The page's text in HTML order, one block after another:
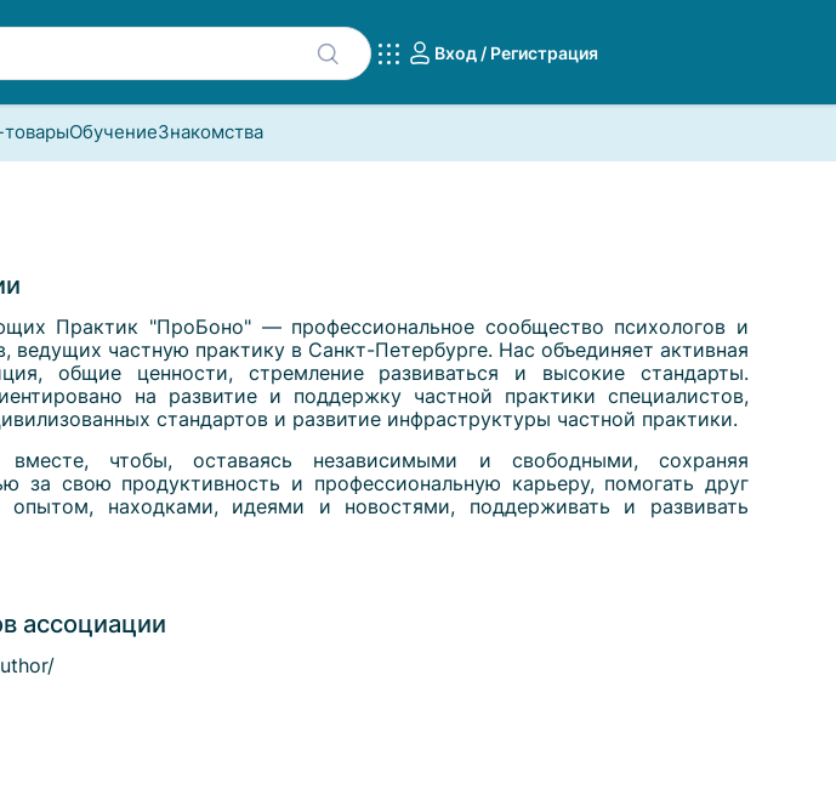
Вход / Регистрация
ОбучениеЗнакомства
Практик "ПроБоно" — профессиональное сообщество психологов и
ведущих частную практику в Санкт-Петербурге. Нас объединяет активная
общие ценности, стремление развиваться и высокие стандарты.
на развитие и поддержку частной практики специалистов,
стандартов и развитие инфраструктуры частной практики.
чтобы, оставаясь независимыми и свободными, сохраняя
за свою продуктивность и профессиональную карьеру, помогать друг
опытом, находками, идеями и новостями, поддерживать и развивать
ассоциации